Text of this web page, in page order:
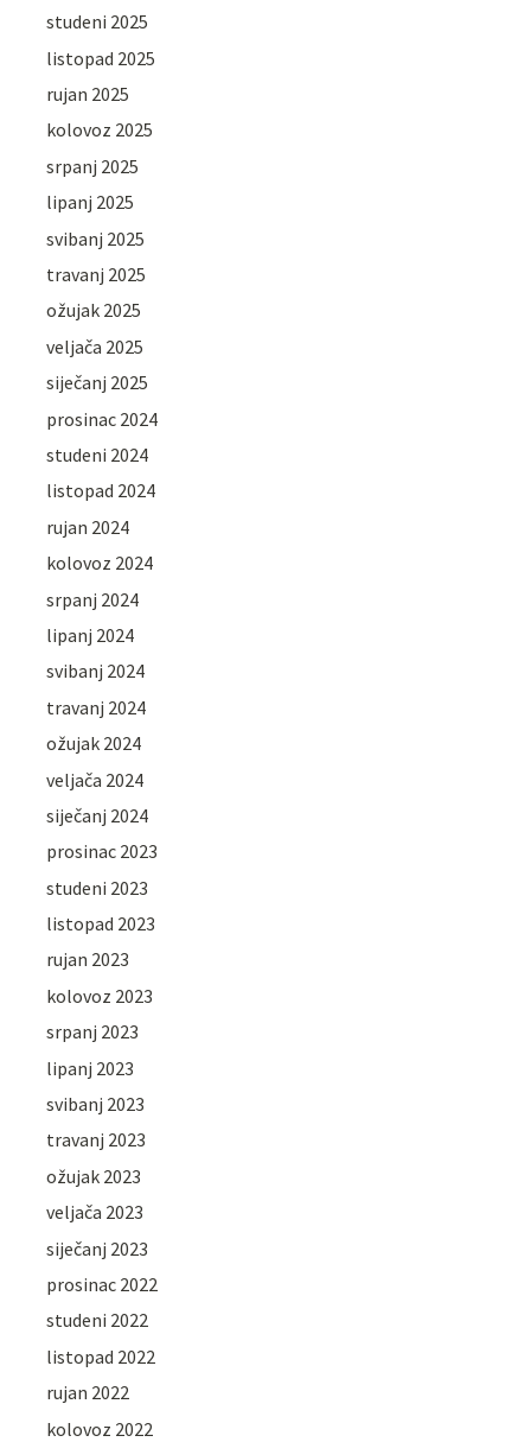
studeni 2025
listopad 2025
rujan 2025
kolovoz 2025
srpanj 2025
lipanj 2025
svibanj 2025
travanj 2025
ožujak 2025
veljača 2025
siječanj 2025
prosinac 2024
studeni 2024
listopad 2024
rujan 2024
kolovoz 2024
srpanj 2024
lipanj 2024
svibanj 2024
travanj 2024
ožujak 2024
veljača 2024
siječanj 2024
prosinac 2023
studeni 2023
listopad 2023
rujan 2023
kolovoz 2023
srpanj 2023
lipanj 2023
svibanj 2023
travanj 2023
ožujak 2023
veljača 2023
siječanj 2023
prosinac 2022
studeni 2022
listopad 2022
rujan 2022
kolovoz 2022